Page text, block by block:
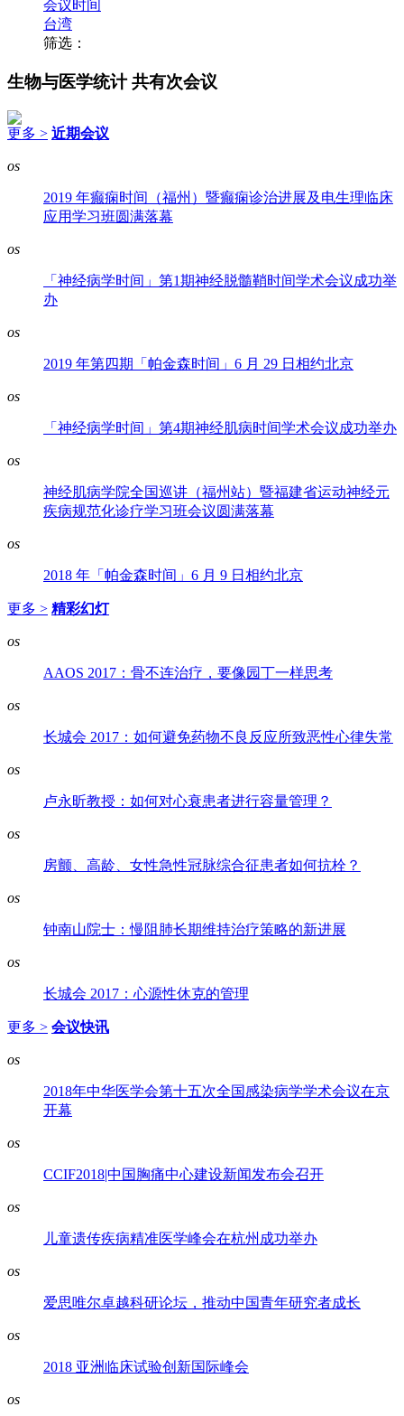
会议时间
台湾
筛选：
生物与医学统计共有次会议
更多 > 近期会议
os
2019 年癫痫时间（福州）暨癫痫诊治进展及电生理临床
应用学习班圆满落幕
os
「神经病学时间」第1期神经脱髓鞘时间学术会议成功举
办
os
2019 年第四期「帕金森时间」6 月 29 日相约北京
os
「神经病学时间」第4期神经肌病时间学术会议成功举办
os
神经肌病学院全国巡讲（福州站）暨福建省运动神经元
疾病规范化诊疗学习班会议圆满落幕
os
2018 年「帕金森时间」6 月 9 日相约北京
更多 > 精彩幻灯
os
AAOS 2017：骨不连治疗，要像园丁一样思考
os
长城会 2017：如何避免药物不良反应所致恶性心律失常
os
卢永昕教授：如何对心衰患者进行容量管理？
os
房颤、高龄、女性急性冠脉综合征患者如何抗栓？
os
钟南山院士：慢阻肺长期维持治疗策略的新进展
os
长城会 2017：心源性休克的管理
更多 > 会议快讯
os
2018年中华医学会第十五次全国感染病学学术会议在京
开幕
os
CCIF2018|中国胸痛中心建设新闻发布会召开
os
儿童遗传疾病精准医学峰会在杭州成功举办
os
爱思唯尔卓越科研论坛，推动中国青年研究者成长
os
2018 亚洲临床试验创新国际峰会
os